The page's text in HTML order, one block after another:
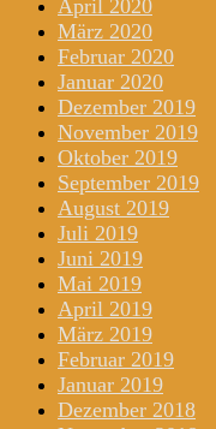
April 2020
März 2020
Februar 2020
Januar 2020
Dezember 2019
November 2019
Oktober 2019
September 2019
August 2019
Juli 2019
Juni 2019
Mai 2019
April 2019
März 2019
Februar 2019
Januar 2019
Dezember 2018